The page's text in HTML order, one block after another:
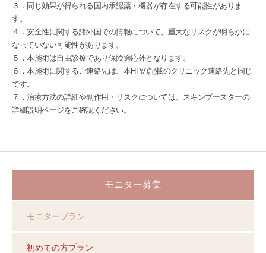
３．同じ効果が得られる国内承認薬・機器が存在する可能性がありま
す。
４．安全性に関する諸外国での情報について、重大なリスクが明らかに
なっていない可能性があります。
５．本施術は自由診療であり保険適応外となります。
６．本施術に関するご連絡先は、本HPの記載のクリニック連絡先と同じ
です。
７．治療方法の詳細や副作用・リスクについては、スキンブースターの
詳細説明ページをご確認ください。
モニター募集
モニタープラン
初めての方プラン